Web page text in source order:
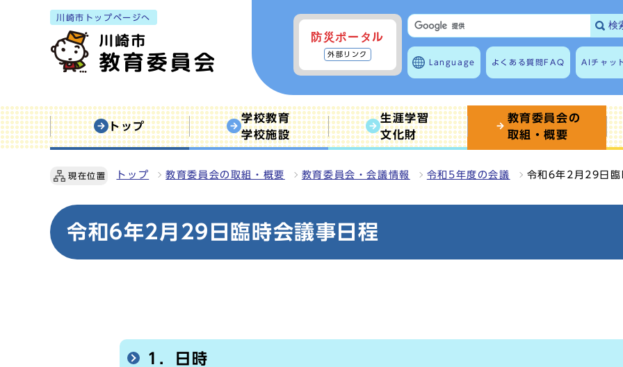
川崎市トップページへ
防災ポータル
外部リンク
検
Language よくある質問 FAQ AIチャッ
トップ
学校教育
学校施設
生涯学習
文化財
教育委員会の
取組・概要
現在位置 トップ 教育委員会の取組・概要 教育委員会・会議情報 令和5年度の会議 令和6年2月29日臨
令和6年2月29日臨時会議事日程
1．日時